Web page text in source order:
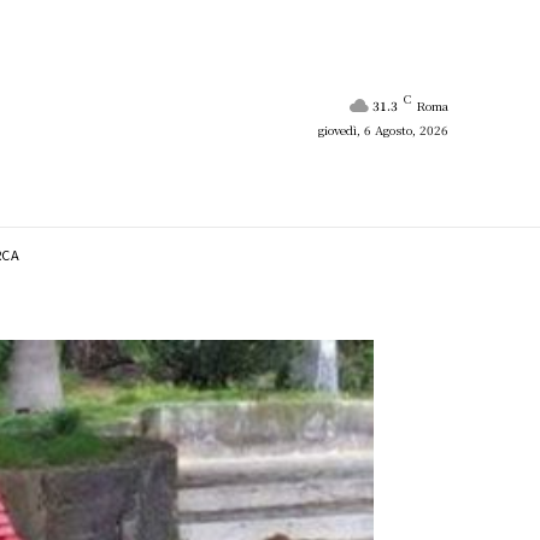
31.3 C Roma
giovedì, 6 Agosto, 2026